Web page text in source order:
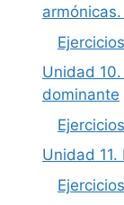
Unidad
dominante
Unidad